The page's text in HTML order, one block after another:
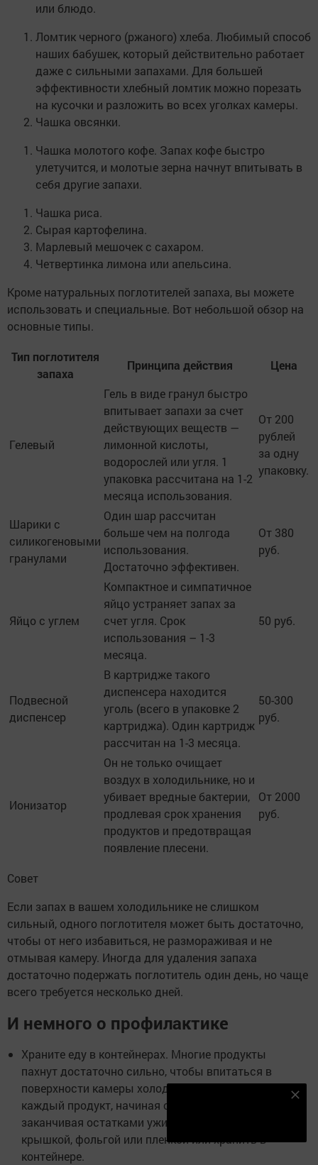
или блюдо.
Ломтик черного (ржаного) хлеба. Любимый способ
наших бабушек, который действительно работает
даже с сильными запахами. Для большей
эффективности хлебный ломтик можно порезать
на кусочки и разложить во всех уголках камеры.
Чашка овсянки.
Чашка молотого кофе. Запах кофе быстро
улетучится, и молотые зерна начнут впитывать в
себя другие запахи.
Чашка риса.
Сырая картофелина.
Марлевый мешочек с сахаром.
Четвертинка лимона или апельсина.
Кроме натуральных поглотителей запаха, вы можете
использовать и специальные. Вот небольшой обзор на
основные типы.
Тип поглотителя
запаха
Принципа действия Цена
Гелевый
Гель в виде гранул быстро
впитывает запахи за счет
действующих веществ —
лимонной кислоты,
водорослей или угля. 1
упаковка рассчитана на 1-2
месяца использования.
От 200
рублей
за одну
упаковку.
Шарики с
силикогеновыми
гранулами
Один шар рассчитан
больше чем на полгода
использования.
Достаточно эффективен.
От 380
руб.
Яйцо с углем
Компактное и симпатичное
яйцо устраняет запах за
счет угля. Срок
использования – 1-3
месяца.
50 руб.
Подвесной
диспенсер
В картридже такого
диспенсера находится
уголь (всего в упаковке 2
картриджа). Один картридж
рассчитан на 1-3 месяца.
50-300
руб.
Ионизатор
Он не только очищает
воздух в холодильнике, но и
убивает вредные бактерии,
продлевая срок хранения
продуктов и предотвращая
появление плесени.
От 2000
руб.
Совет
Если запах в вашем холодильнике не слишком
сильный, одного поглотителя может быть достаточно,
чтобы от него избавиться, не размораживая и не
отмывая камеру. Иногда для удаления запаха
достаточно подержать поглотитель один день, но чаще
всего требуется несколько дней.
И немного о профилактике
Храните еду в контейнерах. Многие продукты
пахнут достаточно сильно, чтобы впитаться в
поверхности камеры холодильника. Поэтому
каждый продукт, начиная от разрезанного лука и
заканчивая остатками ужина, нужно закрывать
крышкой, фольгой или пленкой или хранить в
контейнере.